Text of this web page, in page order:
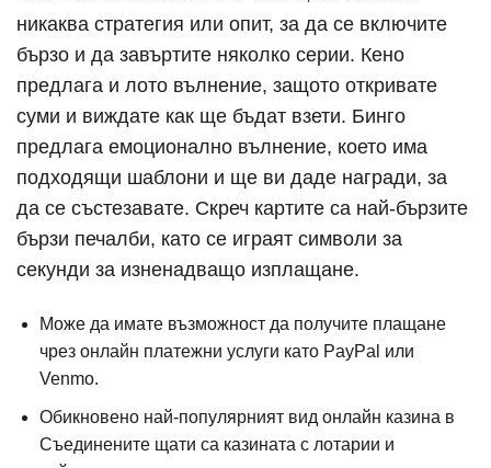
никаква стратегия или опит, за да се включите
бързо и да завъртите няколко серии. Кено
предлага и лото вълнение, защото откривате
суми и виждате как ще бъдат взети. Бинго
предлага емоционално вълнение, което има
подходящи шаблони и ще ви даде награди, за
да се състезавате. Скреч картите са най-бързите
бързи печалби, като се играят символи за
секунди за изненадващо изплащане.
Може да имате възможност да получите плащане
чрез онлайн платежни услуги като PayPal или
Venmo.
Обикновено най-популярният вид онлайн казина в
Съединените щати са казината с лотарии и